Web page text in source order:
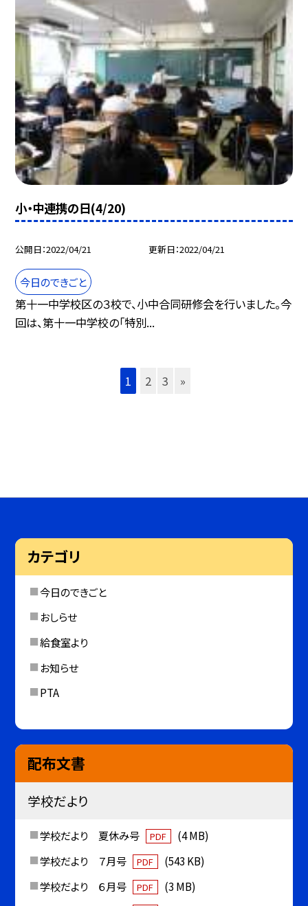
小・中連携の日(4/20)
公開日 2022/04/21 更新日 2022/04/21
今日のできごと
第十一中学校区の３校で、小中合同研修会を行いました。今
回は、第十一中学校の「特別...
1 2 3 »
カテゴリ
今日のできごと
おしらせ
給食室より
お知らせ
PTA
配布文書
学校だより
学校だより 夏休み号 PDF
(4 MB)
学校だより ７月号
PDF
(543 KB)
学校だより ６月号
PDF
(3 MB)